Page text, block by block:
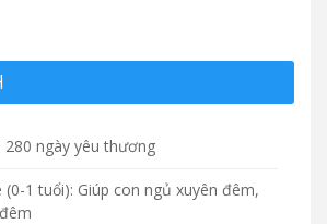
280 ngày yêu thương
(0-1 tuổi): Giúp con ngủ xuyên đêm,